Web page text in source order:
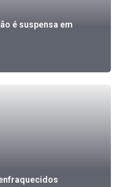
é suspensa em